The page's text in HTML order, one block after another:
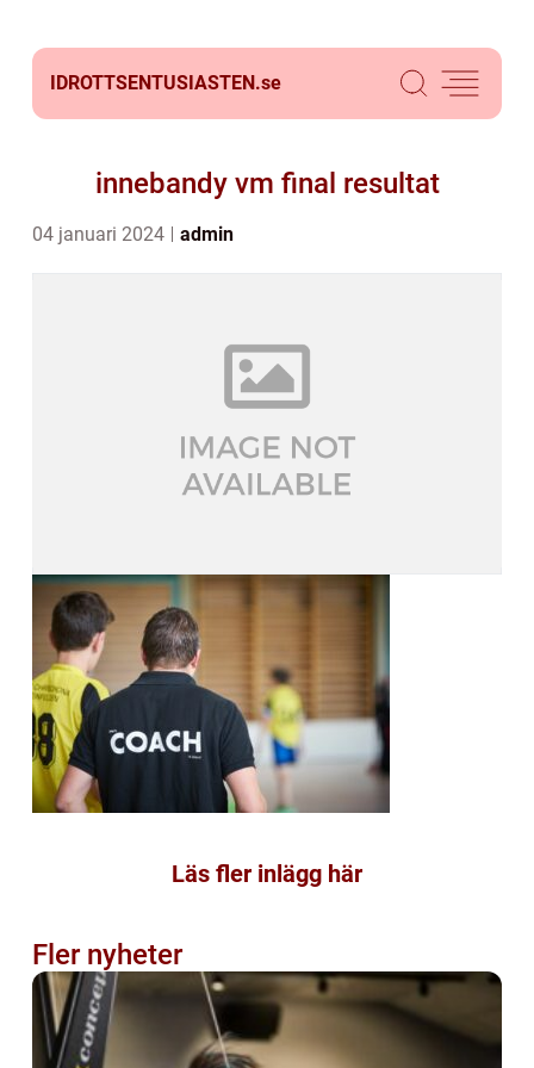
IDROTTSENTUSIASTEN.se
innebandy vm final resultat
04 januari 2024 admin
Läs fler inlägg här
Fler nyheter